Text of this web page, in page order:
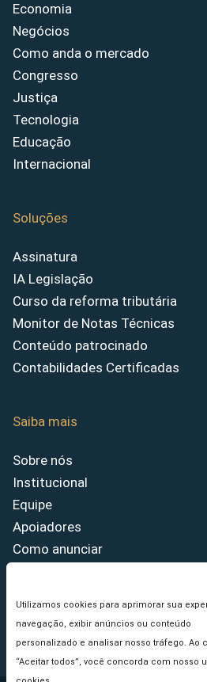
Utilizamos cookies para aprimorar sua
navegação, exibir anúncios ou conteúdo
personalizado e analisar nosso tráfego. Ao
“Aceitar todos”, você concorda com nosso
Economia
Negócios
Como anda o mercado
Congresso
Justiça
Tecnologia
Educação
Internacional
Soluções
Assinatura
IA Legislação
Curso da reforma tributária
Monitor de Notas Técnicas
Conteúdo patrocinado
Contabilidades Certificadas
Saiba mais
Sobre nós
Institucional
Equipe
Apoiadores
Como anunciar
Princípios Editoriais